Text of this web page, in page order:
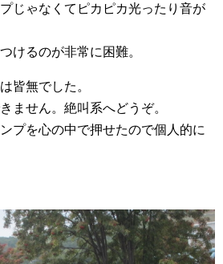
じゃなくてピカピカ光ったり音が
けるのが非常に困難。
皆無でした。
ません。絶叫系へどうぞ。
プを心の中で押せたので個人的に